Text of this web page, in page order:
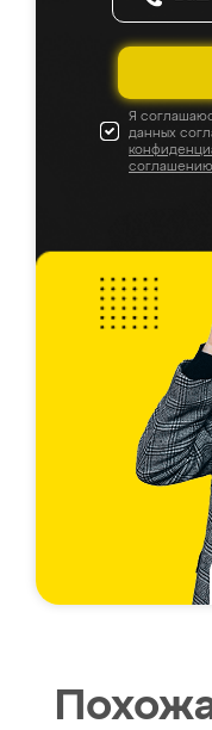
Я
данных
соглашению